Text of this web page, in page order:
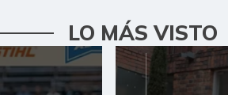
Arracacha amarilla
Arroz
LO MÁS VISTO